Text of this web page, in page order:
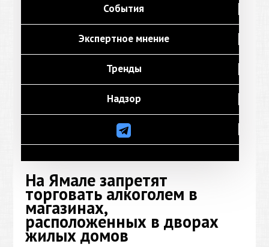
События
Экспертное мнение
Тренды
Надзор
На Ямале запретят
торговать алкоголем в
магазинах,
расположенных в дворах
жилых домов